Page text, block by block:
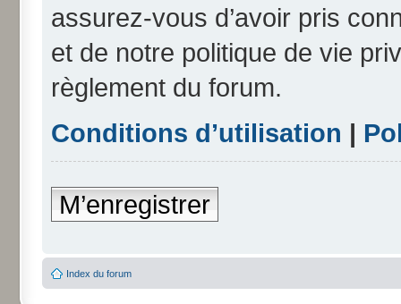
assurez-vous d’avoir pris
et de notre politique de vie
règlement du forum.
Conditions d’utilisation |
M’enregistrer
Index du forum